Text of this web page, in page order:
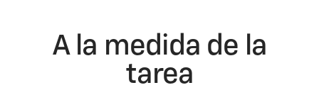
A la medida de la
tarea